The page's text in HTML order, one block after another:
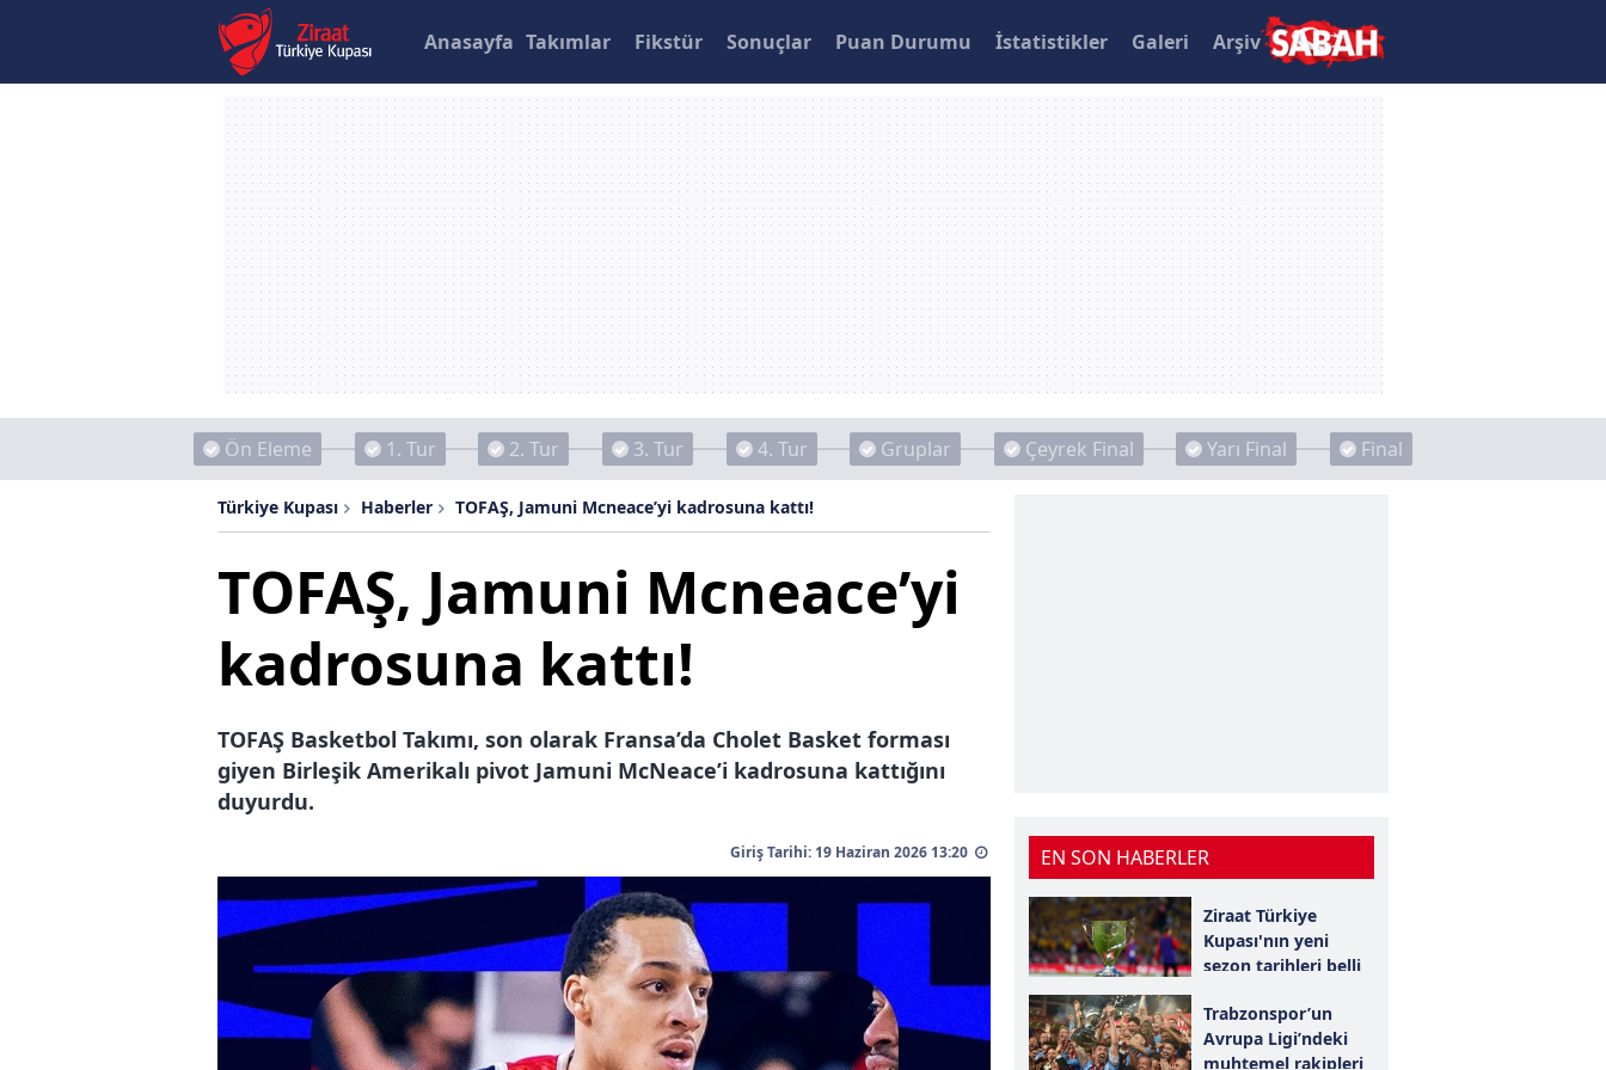
Anasayfa Takımlar Fikstür Sonuçlar Puan Durumu İstatistikler Galeri Arşiv
Ön Eleme 1. Tur 2. Tur 3. Tur 4. Tur Gruplar Çeyrek Final Yarı Final Final
Türkiye Kupası Haberler TOFAŞ, Jamuni Mcneace’yi kadrosuna kattı!
TOFAŞ, Jamuni Mcneace’yi
kadrosuna kattı!
TOFAŞ Basketbol Takımı, son olarak Fransa’da Cholet Basket forması
giyen Birleşik Amerikalı pivot Jamuni McNeace’i kadrosuna kattığını
duyurdu.
Giriş Tarihi: 19 Haziran 2026 13:20 EN SON HABERLER
Ziraat Türkiye
Kupası'nın yeni
sezon tarihleri belli
Trabzonspor’un
Avrupa Ligi’ndeki
muhtemel rakipleri